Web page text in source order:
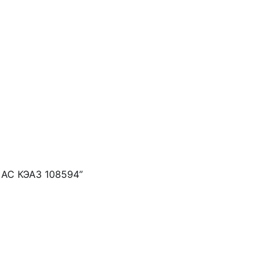
КЭАЗ 108594”